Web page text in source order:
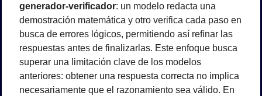
generador-verificador: un modelo redacta una
demostración matemática y otro verifica cada paso en
busca de errores lógicos, permitiendo así refinar las
respuestas antes de finalizarlas. Este enfoque busca
superar una limitación clave de los modelos
anteriores: obtener una respuesta correcta no implica
necesariamente que el razonamiento sea válido. En